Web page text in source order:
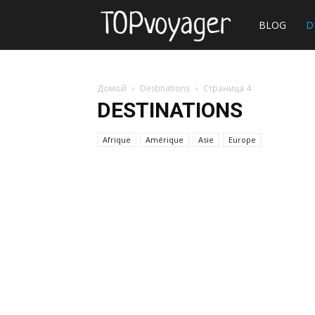
SiteBLOG
Домой Destinations Страница 4
DESTINATIONS
Afrique Amérique Asie Europe